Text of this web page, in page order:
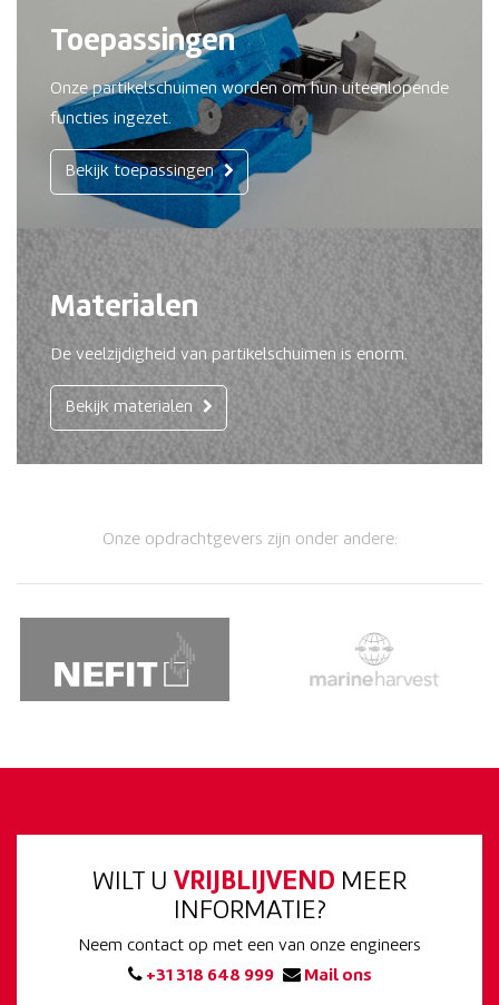
Toepassingen
Onze partikelschuimen worden om hun uiteenlopende
functies ingezet.
Bekijk toepassingen
Materialen
De veelzijdigheid van partikelschuimen is enorm.
Bekijk materialen
Onze opdrachtgevers zijn onder andere:
WILT U VRIJBLIJVEND MEER
INFORMATIE?
Neem contact op met een van onze engineers
+31 318 648 999
Mail ons